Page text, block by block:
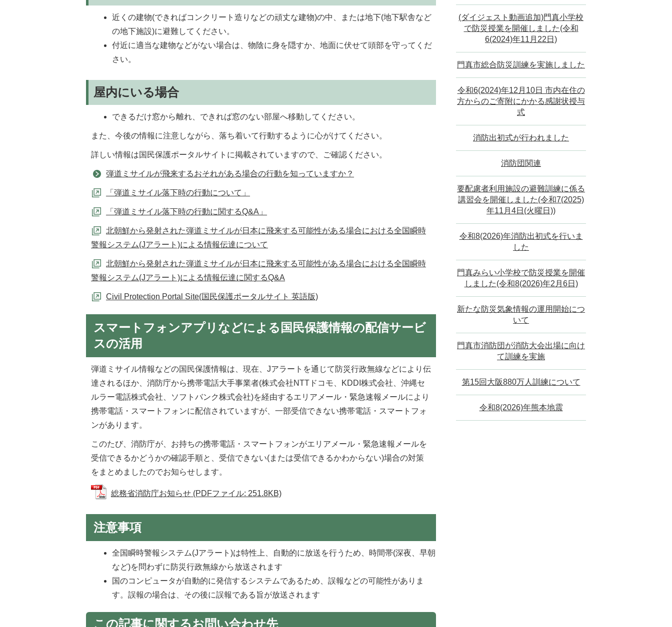
近くの建物(できればコンクリート造りなどの頑丈な建物)の中、または地下(地下駅舎など
の地下施設)に避難してください。
付近に適当な建物などがない場合は、物陰に身を隠すか、地面に伏せて頭部を守ってくだ
さい。
屋内にいる場合
できるだけ窓から離れ、できれば窓のない部屋へ移動してください。
また、今後の情報に注意しながら、落ち着いて行動するように心がけてください。
詳しい情報は国民保護ポータルサイトに掲載されていますので、ご確認ください。
弾道ミサイルが飛来するおそれがある場合の行動を知っていますか？
「弾道ミサイル落下時の行動について」
「弾道ミサイル落下時の行動に関するQ&A」
北朝鮮から発射された弾道ミサイルが日本に飛来する可能性がある場合における全国瞬時
警報システム(Jアラート)による情報伝達について
北朝鮮から発射された弾道ミサイルが日本に飛来する可能性がある場合における全国瞬時
警報システム(Jアラート)による情報伝達に関するQ&A
Civil Protection Portal Site(国民保護ポータルサイト 英語版)
スマートフォンアプリなどによる国民保護情報の配信サービ
スの活用
弾道ミサイル情報などの国民保護情報は、現在、Jアラートを通じて防災行政無線などにより伝
達されるほか、消防庁から携帯電話大手事業者(株式会社NTTドコモ、KDDI株式会社、沖縄セ
ルラー電話株式会社、ソフトバンク株式会社)を経由するエリアメール・緊急速報メールにより
携帯電話・スマートフォンに配信されていますが、一部受信できない携帯電話・スマートフォ
ンがあります。
このたび、消防庁が、お持ちの携帯電話・スマートフォンがエリアメール・緊急速報メールを
受信できるかどうかの確認手順と、受信できない(または受信できるかわからない)場合の対策
をまとめましたのでお知らせします。
総務省消防庁お知らせ (PDFファイル: 251.8KB)
注意事項
全国瞬時警報システム(Jアラート)は特性上、自動的に放送を行うため、時間帯(深夜、早朝
など)を問わずに防災行政無線から放送されます
国のコンピュータが自動的に発信するシステムであるため、誤報などの可能性がありま
す。誤報の場合は、その後に誤報である旨が放送されます
この記事に関するお問い合わせ先
(ダイジェスト動画追加)門真小学校
で防災授業を開催しました(令和
6(2024)年11月22日)
門真市総合防災訓練を実施しました
令和6(2024)年12月10日 市内在住の
方からのご寄附にかかる感謝状授与
式
消防出初式が行われました
消防団関連
要配慮者利用施設の避難訓練に係る
講習会を開催しました(令和7(2025)
年11月4日(火曜日))
令和8(2026)年消防出初式を行いま
した
門真みらい小学校で防災授業を開催
しました(令和8(2026)年2月6日)
新たな防災気象情報の運用開始につ
いて
門真市消防団が消防大会出場に向け
て訓練を実施
第15回大阪880万人訓練について
令和8(2026)年熊本地震